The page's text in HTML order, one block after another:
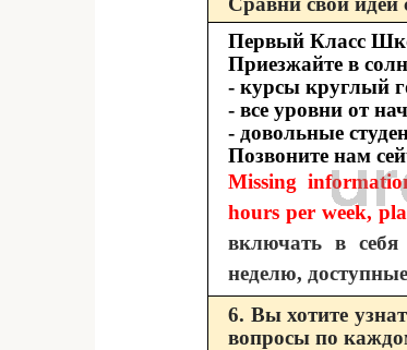
Первый Класс
Приезжайте в
- курсы круглый
- все уровни от
- довольные
Позвоните нам
Missing
hours per week,
включать в
неделю,
6. Вы хотите
вопросы по